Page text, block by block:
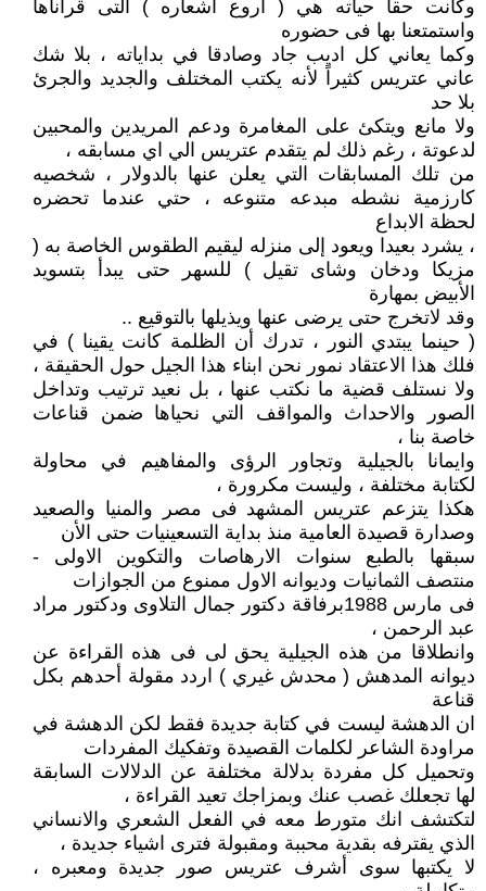
وكانت حقا حياته هي ( أروع اشعاره ) التى قرأناها
واستمتعنا بها فى حضوره
وكما يعاني كل اديب جاد وصادقا في بداياته ، بلا شك
عاني عتريس كثيراً لأنه يكتب المختلف والجديد والجرئ
بلا حد
ولا مانع ويتكئ على المغامرة ودعم المريدين والمحبين
لدعوتة ، رغم ذلك لم يتقدم عتريس الي اي مسابقه ،
من تلك المسابقات التي يعلن عنها بالدولار ، شخصيه
كارزمية نشطه مبدعه متنوعه ، حتي عندما تحضره
لحظة الابداع
، يشرد بعيدا ويعود إلى منزله ليقيم الطقوس الخاصة به (
مزيكا ودخان وشاى تقيل ) للسهر حتى يبدأ بتسويد
الأبيض بمهارة
وقد لاتخرج حتى يرضى عنها ويذيلها بالتوقيع ..
( حينما يبتدي النور ، تدرك أن الظلمة كانت يقينا ) في
فلك هذا الاعتقاد نمور نحن ابناء هذا الجيل حول الحقيقة ،
ولا نستلف قضية ما نكتب عنها ، بل نعيد ترتيب وتداخل
الصور والاحداث والمواقف التي نحياها ضمن قناعات
خاصة بنا ،
وايمانا بالجيلية وتجاور الرؤى والمفاهيم في محاولة
لكتابة مختلفة ، وليست مكرورة ،
هكذا يتزعم عتريس المشهد فى مصر والمنيا والصعيد
وصدارة قصيدة العامية منذ بداية التسعينيات حتى الأن
سبقها بالطبع سنوات الارهاصات والتكوين الاولى -
منتصف الثمانيات وديوانه الاول ممنوع من الجوازات
فى مارس 1988برفاقة دكتور جمال التلاوى ودكتور مراد
عبد الرحمن ،
وانطلاقا من هذه الجيلية يحق لى فى هذه القراءة عن
ديوانه المدهش ( محدش غيري ) اردد مقولة أحدهم بكل
قناعة
ان الدهشة ليست في كتابة جديدة فقط لكن الدهشة في
مراودة الشاعر لكلمات القصيدة وتفكيك المفردات
وتحميل كل مفردة بدلالة مختلفة عن الدلالات السابقة
لها تجعلك غصب عنك وبمزاجك تعيد القراءة ،
لتكتشف انك متورط معه في الفعل الشعري والانساني
الذي يقترفه بقدية محببة ومقبولة فترى اشياء جديدة ،
لا يكتبها سوى أشرف عتريس صور جديدة ومعبره ،